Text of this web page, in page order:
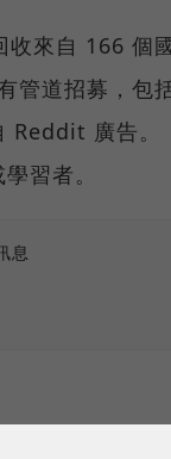
收來自 166 個
管道招募，包
Reddit 廣告。
習者。
息